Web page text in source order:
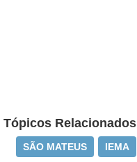
Tópicos Relacionados
SÃO MATEUS IEMA